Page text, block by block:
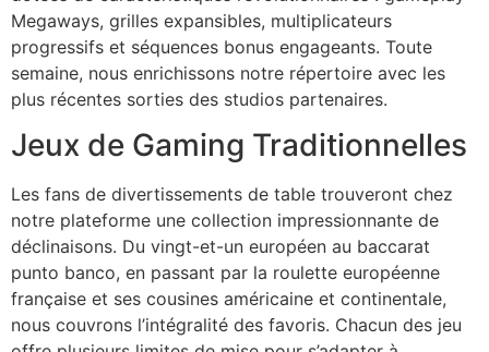
Megaways, grilles expansibles, multiplicateurs
progressifs et séquences bonus engageants. Toute
semaine, nous enrichissons notre répertoire avec les
plus récentes sorties des studios partenaires.
Jeux de Gaming Traditionnelles
Les fans de divertissements de table trouveront chez
notre plateforme une collection impressionnante de
déclinaisons. Du vingt-et-un européen au baccarat
punto banco, en passant par la roulette européenne
française et ses cousines américaine et continentale,
nous couvrons l’intégralité des favoris. Chacun des jeu